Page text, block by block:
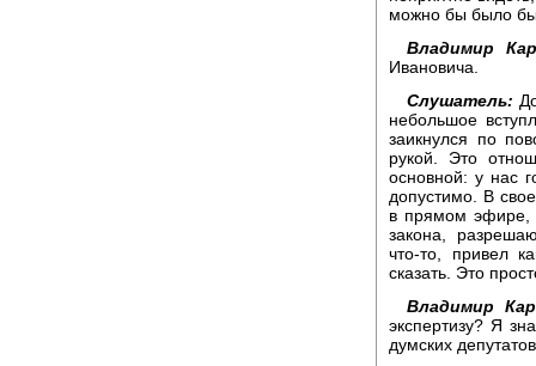
можно бы было
Владимир
Ивановича.
Слушатель:
небольшое
заикнулся по
рукой. Это
основной: у нас
допустимо. В
в прямом эфире,
закона,
что-то, привел
сказать. Это
Владимир
экспертизу? Я
думских